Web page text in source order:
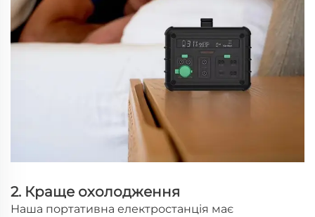
2. Краще охолодження
Наша портативна електростанція має